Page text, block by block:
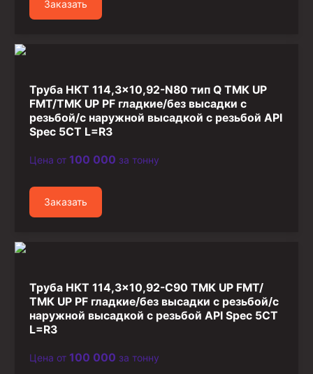
Заказать
Труба НКТ 114,3×10,92-N80 тип Q ТМК UP
FMT/ТМК UP PF гладкие/без высадки с
резьбой/с наружной высадкой с резьбой API
Spec 5CT L=R3
Цена от 100 000 за тонну
Заказать
Труба НКТ 114,3×10,92-C90 ТМК UP FMT/
ТМК UP PF гладкие/без высадки с резьбой/с
наружной высадкой с резьбой API Spec 5CT
L=R3
Цена от 100 000 за тонну